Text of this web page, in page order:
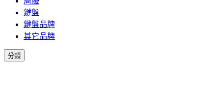
鍵盤
鍵盤品牌
其它品牌
分類